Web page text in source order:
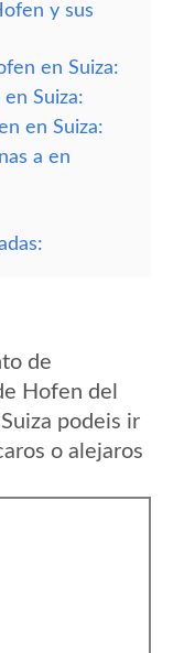
y sus
en Suiza:
Suiza:
en Suiza:
a en
de
Hofen del
podeis ir
o alejaros